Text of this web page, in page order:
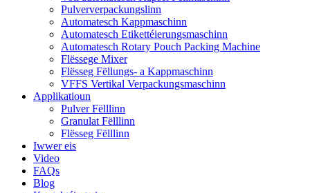
Pulververpackungslinn
Automatesch Kappmaschinn
Automatesch Etikettéierungsmaschinn
Automatesch Rotary Pouch Packing Machine
Flëssege Mixer
Flësseg Fëllungs- a Kappmaschinn
VFFS Vertikal Verpackungsmaschinn
Applikatioun
Pulver Fëlllinn
Granulat Fëlllinn
Flësseg Fëlllinn
Iwwer eis
Video
FAQs
Blog